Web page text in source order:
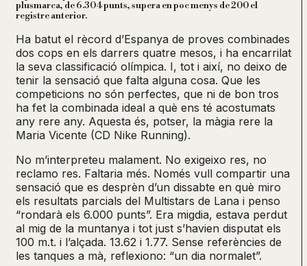
plusmarca, de 6.304 punts, supera en poc menys de 200 el
registre anterior.
Ha batut el rècord d’Espanya de proves combinades
dos cops en els darrers quatre mesos, i ha encarrilat
la seva classificació olímpica. I, tot i així, no deixo de
tenir la sensació que falta alguna cosa. Que les
competicions no són perfectes, que ni de bon tros
ha fet la combinada ideal a què ens té acostumats
any rere any. Aquesta és, potser, la màgia rere la
Maria Vicente (CD Nike Running).
No m’interpreteu malament. No exigeixo res, no
reclamo res. Faltaria més. Només vull compartir una
sensació que es desprèn d’un dissabte en què miro
els resultats parcials del Multistars de Lana i penso
“rondarà els 6.000 punts”. Era migdia, estava perdut
al mig de la muntanya i tot just s’havien disputat els
100 m.t. i l’alçada. 13.62 i 1.77. Sense referències de
les tanques a mà, reflexiono: “un dia normalet”.